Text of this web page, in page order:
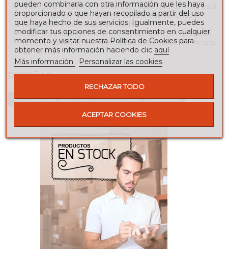
Cabecero moderno Vitoria: este cabecero de forja está
terminado en hierro y tiene unas líneas sencillas a
juego con esta mesita de noche.
Cabecero de forja moderno Mireia: también de líneas
rectas, resulta un complemento ideal para esta mesita
de noche.
RESEÑAS
Para escribir una reseña debes estar registrado
pueden combinarla con otra información que les haya
proporcionado o que hayan recopilado a partir del uso
que haya hecho de sus servicios. Igualmente, puedes
modificar tus opciones de consentimiento en cualquier
momento y visitar nuestra Política de Cookies para
obtener más información haciendo clic aquí
Más información
Personalizar las cookies
RECHAZAR TODO
ACEPTAR COOKIES